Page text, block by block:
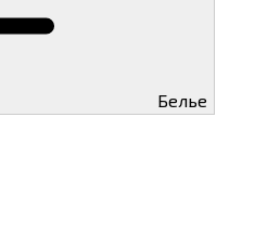
Белье